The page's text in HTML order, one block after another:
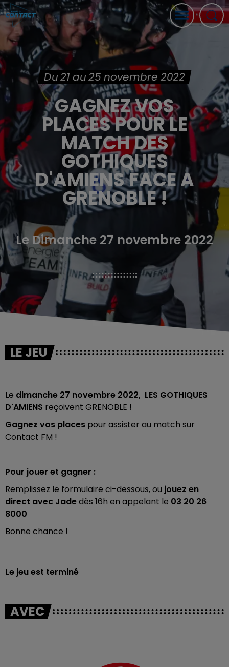
Du 21 au 25 novembre 2022
GAGNEZ VOS
PLACES POUR LE
MATCH DES
GOTHIQUES
D'AMIENS FACE A
GRENOBLE !
Le Dimanche 27 novembre 2022
LE JEU
Le dimanche 27 novembre 2022, LES GOTHIQUES
D'AMIENS reçoivent GRENOBLE !
Gagnez vos places pour assister au match sur
Contact FM !
Pour jouer et gagner :
Remplissez le formulaire ci-dessous, ou jouez en
direct avec Jadedès 16h en appelant le 03 20 26
8000
Bonne chance !
Le jeu est terminé
AVEC